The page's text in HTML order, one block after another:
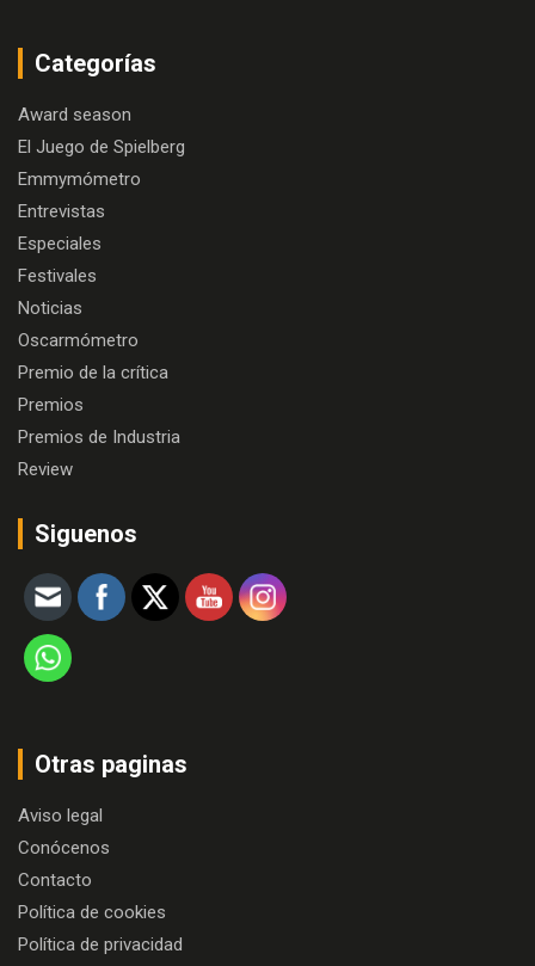
Categorías
Award season
El Juego de Spielberg
Emmymómetro
Entrevistas
Especiales
Festivales
Noticias
Oscarmómetro
Premio de la crítica
Premios
Premios de Industria
Review
Siguenos
Otras paginas
Aviso legal
Conócenos
Contacto
Política de cookies
Política de privacidad